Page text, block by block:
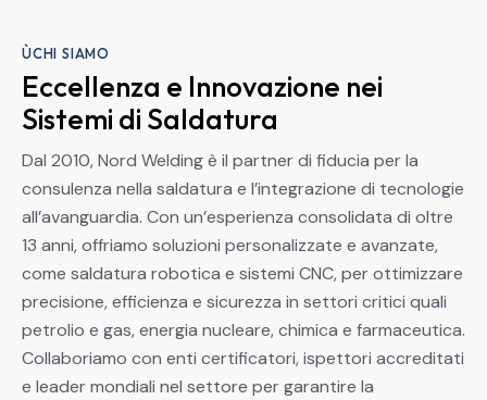
ÙCHI SIAMO
Eccellenza e Innovazione nei
Sistemi di Saldatura
Dal 2010, Nord Welding è il partner di fiducia per la
consulenza nella saldatura e l’integrazione di tecnologie
all’avanguardia. Con un’esperienza consolidata di oltre
13 anni, offriamo soluzioni personalizzate e avanzate,
come saldatura robotica e sistemi CNC, per ottimizzare
precisione, efficienza e sicurezza in settori critici quali
petrolio e gas, energia nucleare, chimica e farmaceutica.
Collaboriamo con enti certificatori, ispettori accreditati
e leader mondiali nel settore per garantire la